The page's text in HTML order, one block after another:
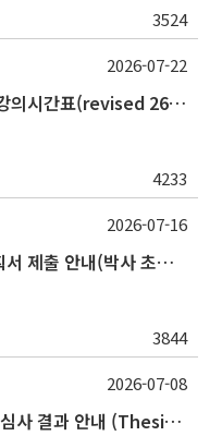
3524
2026학년도 2학기 보건대학원 강의시간표(revised 260803)(2026 2nd SEMESTER SNU GSPH TIMETABLE)
4233
2026-07-22
2026학년도 2학기 논문작성계획서 제출 안내(박사 초심 일정 포함)_Thesis Proposal
3844
2026-07-16
2026학년도 1학기 석·박사 논문심사 결과 안내 (Thesis Defense Result)
2026-07-08